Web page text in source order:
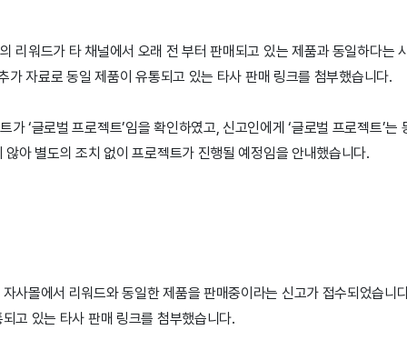
리워드가 타 채널에서 오래 전 부터 판매되고 있는 제품과 동일하다는
가 자료로 동일 제품이 유통되고 있는 타사 판매 링크를 첨부했습니다.
가 ‘글로벌 프로젝트’임을 확인하였고, 신고인에게 ‘글로벌 프로젝트’
않아 별도의 조치 없이 프로젝트가 진행될 예정임을 안내했습니다.
사몰에서 리워드와 동일한 제품을 판매중이라는 신고가 접수되었습니
고 있는 타사 판매 링크를 첨부했습니다.